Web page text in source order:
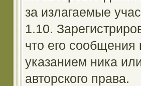
за излагаемые
1.10.
что его сообщения
указанием ника
авторского права.